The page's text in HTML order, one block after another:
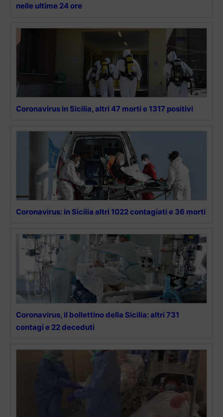
nelle ultime 24 ore
Coronavirus in Sicilia, altri 47 morti e 1317 positivi
Coronavirus: in Sicilia altri 1022 contagiati e 36 morti
Coronavirus, il bollettino della Sicilia: altri 731
contagi e 22 deceduti